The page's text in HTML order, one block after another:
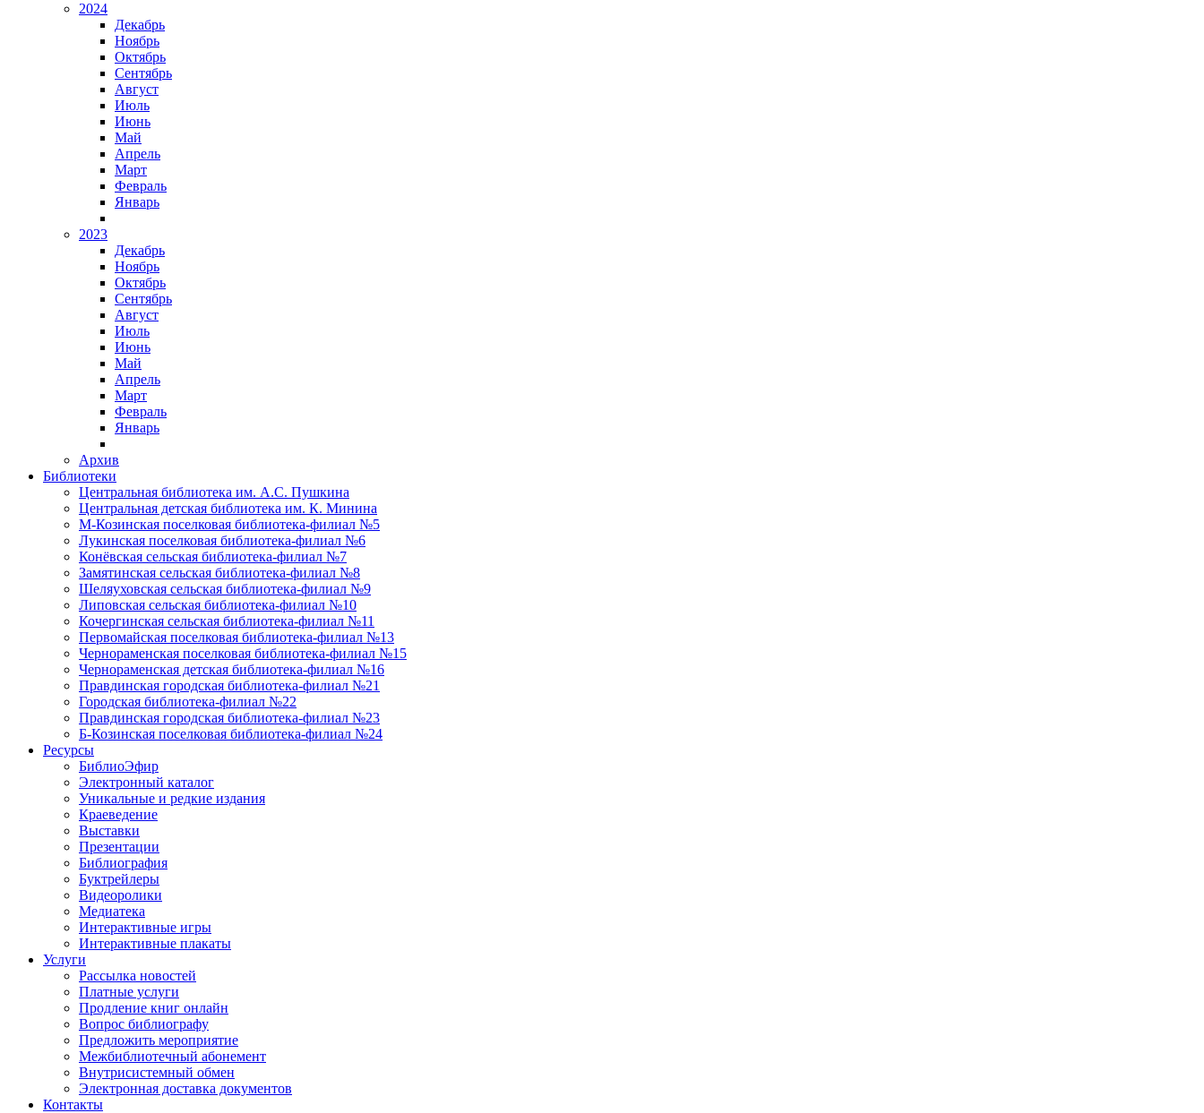
2024
Декабрь
Ноябрь
Октябрь
Сентябрь
Август
Июль
Июнь
Май
Апрель
Март
Февраль
Январь
2023
Декабрь
Ноябрь
Октябрь
Сентябрь
Август
Июль
Июнь
Май
Апрель
Март
Февраль
Январь
Архив
Библиотеки
Центральная библиотека им. А.С. Пушкина
Центральная детская библиотека им. К. Минина
М-Козинская поселковая библиотека-филиал №5
Лукинская поселковая библиотека-филиал №6
Конёвская сельская библиотека-филиал №7
Замятинская сельская библиотека-филиал №8
Шеляуховская сельская библиотека-филиал №9
Липовская сельская библиотека-филиал №10
Кочергинская сельская библиотека-филиал №11
Первомайская поселковая библиотека-филиал №13
Чернораменская поселковая библиотека-филиал №15
Чернораменская детская библиотека-филиал №16
Правдинская городская библиотека-филиал №21
Городская библиотека-филиал №22
Правдинская городская библиотека-филиал №23
Б-Козинская поселковая библиотека-филиал №24
Ресурсы
БиблиоЭфир
Электронный каталог
Уникальные и редкие издания
Краеведение
Выставки
Презентации
Библиография
Буктрейлеры
Видеоролики
Медиатека
Интерактивные игры
Интерактивные плакаты
Услуги
Рассылка новостей
Платные услуги
Продление книг онлайн
Вопрос библиографу
Предложить мероприятие
Межбиблиотечный абонемент
Внутрисистемный обмен
Электронная доставка документов
Контакты